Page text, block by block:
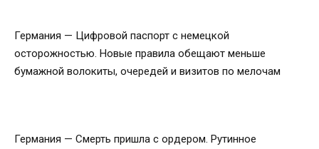
Германия — Цифровой паспорт с немецкой
осторожностью. Новые правила обещают меньше
бумажной волокиты, очередей и визитов по мелочам
Германия — Смерть пришла с ордером. Рутинное